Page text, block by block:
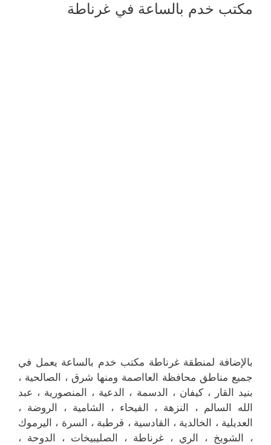
مكتب خدم بالساعة في غرناطة
بالإضافة لمنطقة غرناطة مكتب خدم بالساعة يعمل في
جميع مناطق محافظة العااصمة ومنها شرق ، الصالحية ،
بنيد القار ، كيفان ، الدسمة ، الدعية ، المنصورية ، عبد
الله السالم ، النزهة ، الفيحاء ، الشامية ، الروضة ،
العديلية ، الخالدية ، القادسية ، قرطبة ، السرة ، اليرموك
، الشويخ ، الري ، غرناطة ، الصليبيخات ، الدوحة ،